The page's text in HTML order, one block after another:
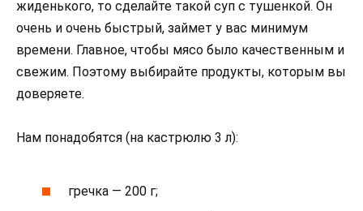
жиденького, то сделайте такой суп с тушенкой. Он
очень и очень быстрый, займет у вас минимум
времени. Главное, чтобы мясо было качественным и
свежим. Поэтому выбирайте продукты, которым вы
доверяете.
Нам понадобятся (на кастрюлю 3 л):
гречка — 200 г;